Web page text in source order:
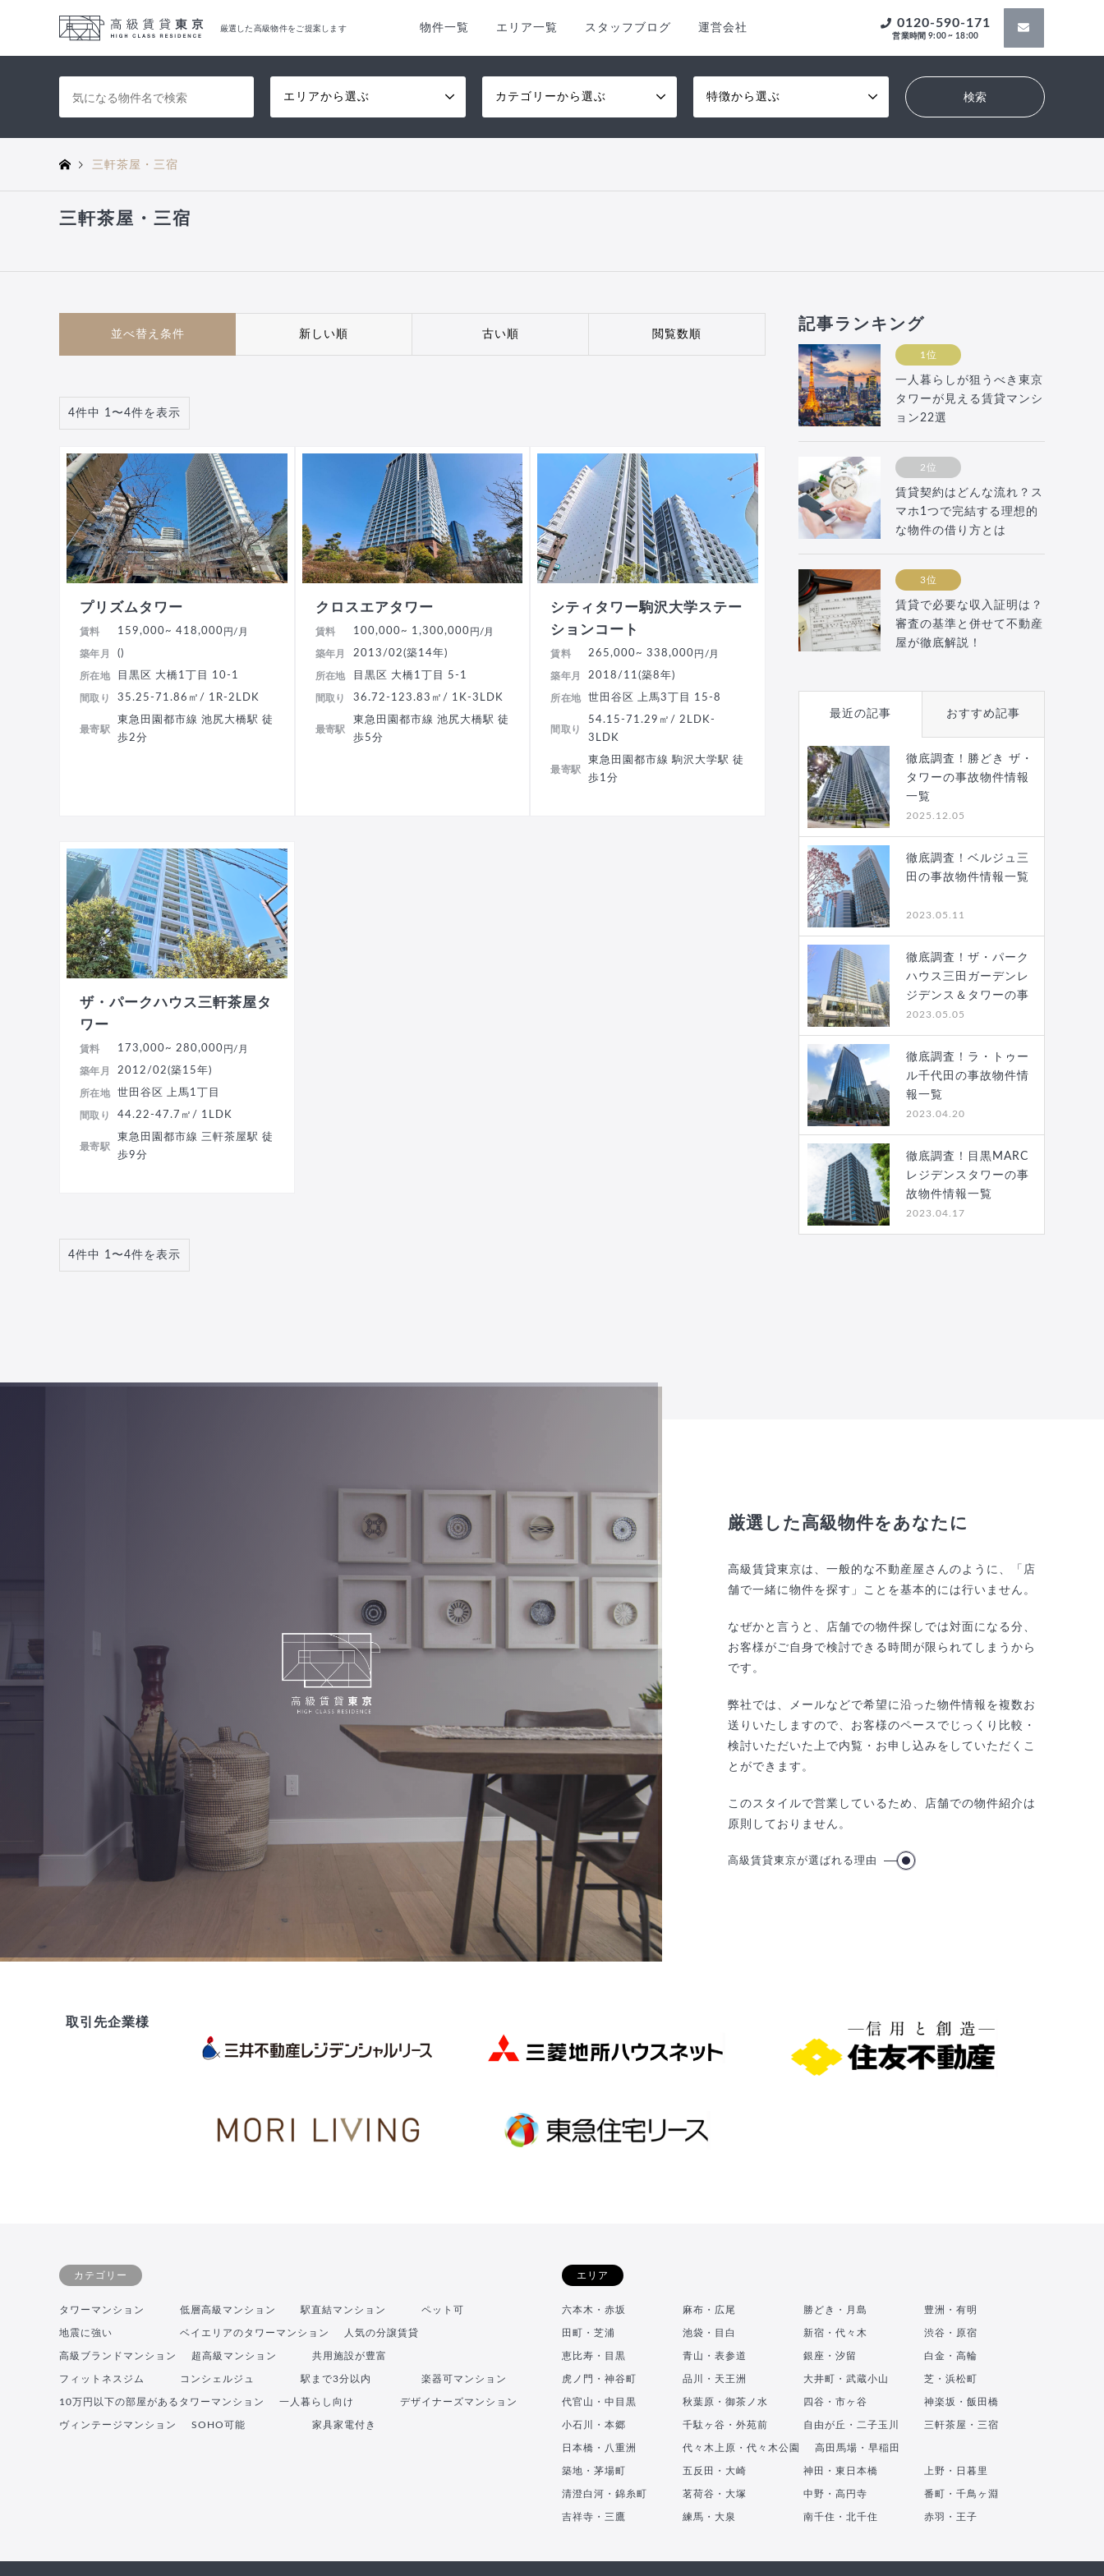
厳選した高級物件をご提案します 物件一覧 エリア一覧 スタッフブログ 運営会社 0120-590-171
営業時間 9:00 ~ 18:00
エリアから選ぶ カテゴリーから選ぶ 特徴から選ぶ
三軒茶屋・三宿
三軒茶屋・三宿
並べ替え条件 新しい順 古い順 閲覧数順
4件中 1〜4件を表示
プリズムタワー
賃料 159,000~ 418,000 円/月
築年月 ()
所在地 目黒区 大橋1丁目 10-1
間取り 35.25-71.86㎡/ 1R-2LDK
最寄駅
東急田園都市線 池尻大橋駅 徒
歩2分
クロスエアタワー
賃料 100,000~ 1,300,000 円/月
築年月 2013/02(築14年)
所在地 目黒区 大橋1丁目 5-1
間取り 36.72-123.83㎡/ 1K-3LDK
最寄駅
東急田園都市線 池尻大橋駅 徒
歩5分
シティタワー駒沢大学ステー
ションコート
賃料 265,000~ 338,000 円/月
築年月 2018/11(築8年)
所在地 世田谷区 上馬3丁目 15-8
間取り
54.15-71.29㎡/ 2LDK-
3LDK
最寄駅
東急田園都市線 駒沢大学駅 徒
歩1分
ザ・パークハウス三軒茶屋タ
ワー
賃料 173,000~ 280,000 円/月
築年月 2012/02(築15年)
所在地 世田谷区 上馬1丁目
間取り 44.22-47.7㎡/ 1LDK
最寄駅
東急田園都市線 三軒茶屋駅 徒
歩9分
4件中 1〜4件を表示
記事ランキング
1位
一人暮らしが狙うべき東京
タワーが見える賃貸マンシ
ョン22選
2位
賃貸契約はどんな流れ？ス
マホ1つで完結する理想的
な物件の借り方とは
3位
賃貸で必要な収入証明は？
審査の基準と併せて不動産
屋が徹底解説！
最近の記事 おすすめ記事
徹底調査！勝どき ザ・
タワーの事故物件情報
一覧
2025.12.05
徹底調査！ベルジュ三
田の事故物件情報一覧
2023.05.11
徹底調査！ザ・パーク
ハウス三田ガーデンレ
ジデンス＆タワーの事
故…
2023.05.05
徹底調査！ラ・トゥー
ル千代田の事故物件情
報一覧
2023.04.20
徹底調査！目黒MARC
レジデンスタワーの事
故物件情報一覧
2023.04.17
厳選した高級物件をあなたに
高級賃貸東京は、一般的な不動産屋さんのように、「店
舗で一緒に物件を探す」ことを基本的には行いません。
なぜかと言うと、店舗での物件探しでは対面になる分、
お客様がご自身で検討できる時間が限られてしまうから
です。
弊社では、メールなどで希望に沿った物件情報を複数お
送りいたしますので、お客様のペースでじっくり比較・
検討いただいた上で内覧・お申し込みをしていただくこ
とができます。
このスタイルで営業しているため、店舗での物件紹介は
原則しておりません。
高級賃貸東京が選ばれる理由
取引先企業様
カテゴリー
タワーマンション 低層高級マンション 駅直結マンション ペット可
地震に強い ベイエリアのタワーマンション 人気の分譲賃貸
高級ブランドマンション 超高級マンション 共用施設が豊富
フィットネスジム コンシェルジュ 駅まで3分以内 楽器可マンション
10万円以下の部屋があるタワーマンション 一人暮らし向け デザイナーズマンション
ヴィンテージマンション SOHO可能 家具家電付き
エリア
六本木・赤坂 麻布・広尾 勝どき・月島 豊洲・有明
田町・芝浦 池袋・目白 新宿・代々木 渋谷・原宿
恵比寿・目黒 青山・表参道 銀座・汐留 白金・高輪
虎ノ門・神谷町 品川・天王洲 大井町・武蔵小山 芝・浜松町
代官山・中目黒 秋葉原・御茶ノ水 四谷・市ヶ谷 神楽坂・飯田橋
小石川・本郷 千駄ヶ谷・外苑前 自由が丘・二子玉川 三軒茶屋・三宿
日本橋・八重洲 代々木上原・代々木公園 高田馬場・早稲田
築地・茅場町 五反田・大崎 神田・東日本橋 上野・日暮里
清澄白河・錦糸町 茗荷谷・大塚 中野・高円寺 番町・千鳥ヶ淵
吉祥寺・三鷹 練馬・大泉 南千住・北千住 赤羽・王子